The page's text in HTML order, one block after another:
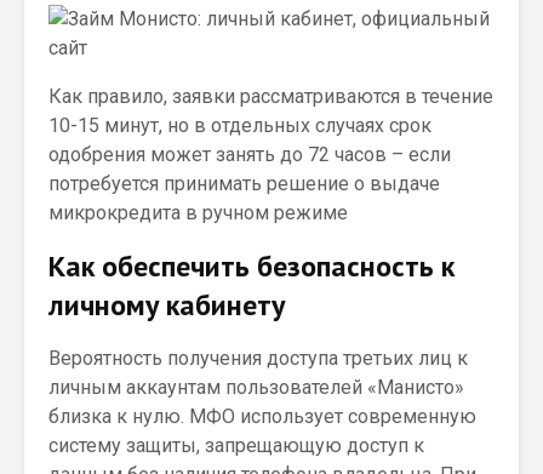
Как правило, заявки рассматриваются в течение
10-15 минут, но в отдельных случаях срок
одобрения может занять до 72 часов – если
потребуется принимать решение о выдаче
микрокредита в ручном режиме
Как обеспечить безопасность к
личному кабинету
Вероятность получения доступа третьих лиц к
личным аккаунтам пользователей «Манисто»
близка к нулю. МФО использует современную
систему защиты, запрещающую доступ к